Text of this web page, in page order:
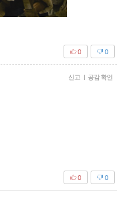
0
0
신고 | 공감 확인
0
0